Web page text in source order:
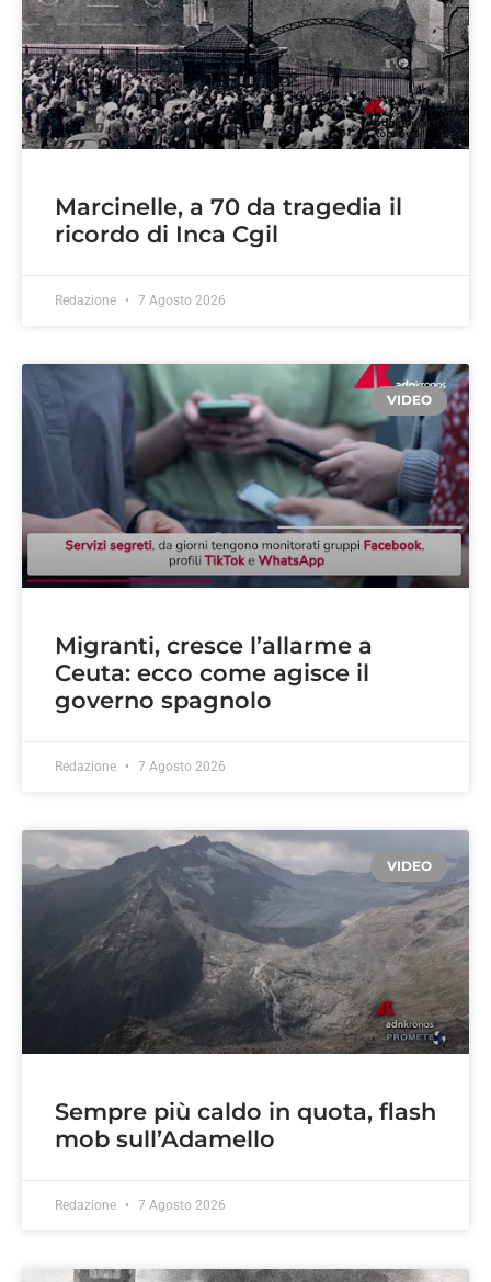
Marcinelle, a 70 da tragedia il
ricordo di Inca Cgil
Redazione 7 Agosto 2026
VIDEO
Migranti, cresce l’allarme a
Ceuta: ecco come agisce il
governo spagnolo
Redazione 7 Agosto 2026
VIDEO
Sempre più caldo in quota, flash
mob sull’Adamello
Redazione 7 Agosto 2026